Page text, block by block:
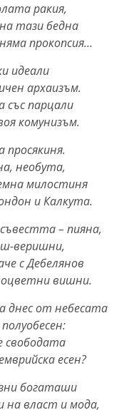
ракия,
тази бедна
прокопсия…
идеали
архаизъм.
със парцали
комунизъм.
просякиня.
необута,
милостиня
и Калкута.
– пияна,
веришни,
с Дебелянов
вишни.
днес от небесата
свободата
есен?
богаташи
на власт и мода,